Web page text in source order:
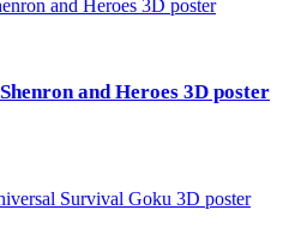
and Heroes 3D poster